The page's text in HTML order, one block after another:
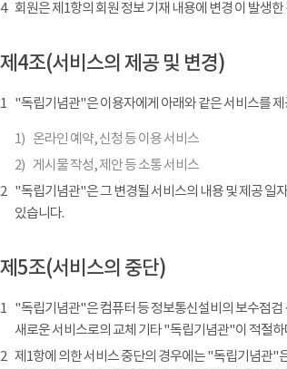
4
회원은 제1항의 회원 정보 기재 내용에 변경 이 발생
제4조(서비스의 제공 및 변경)
1 "독립기념관"은 이용자에게 아래와 같은 서비스를
1) 온라인 예약, 신청 등 이용 서비스
2) 게시물 작성, 제안 등 소통 서비스
2 "독립기념관"은 그 변경될 서비스의 내용 및 제공 일
있습니다.
제5조(서비스의 중단)
1 "독립기념관"은 컴퓨터 등 정보통신설비의 보수점검
새로운 서비스로의 교체 기타 "독립기념관"이 적절
2 제1항에 의한 서비스 중단의 경우에는 "독립기념관"